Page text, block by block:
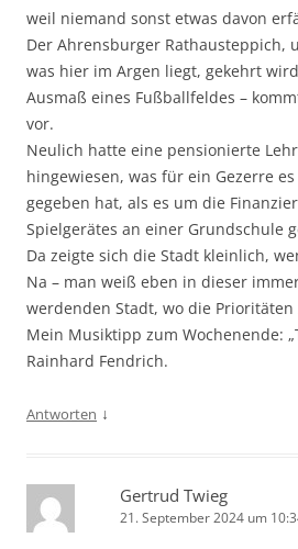
weil niemand sonst etwas davon
Der Ahrensburger Rathausteppich,
was hier im Argen liegt, gekehrt
Ausmaß eines Fußballfeldes –
vor.
Neulich hatte eine pensionierte
hingewiesen, was für ein Gezerre
gegeben hat, als es um die
Spielgerätes an einer Grundschule
Da zeigte sich die Stadt kleinlich,
Na – man weiß eben in dieser
werdenden Stadt, wo die Prioritäten
Mein Musiktipp zum Wochenende:
Rainhard Fendrich.
Antworten ↓
Gertrud Twieg
21. September 2024 um